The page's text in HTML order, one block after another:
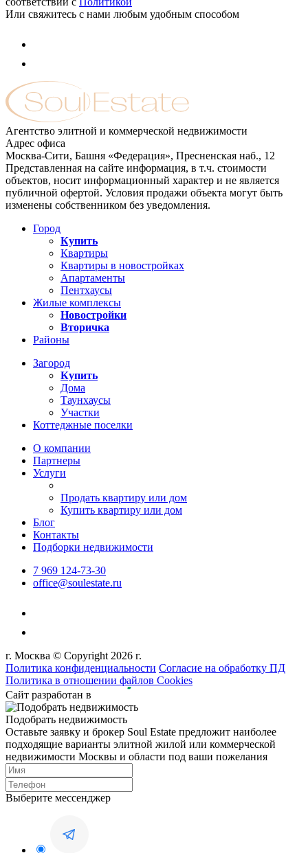
Или свяжитесь с нами любым удобным способом
Агентство элитной и коммерческой недвижимости
Адрес офиса
Москва-Сити, Башня «Федерация», Пресненская наб., 12
Представленная на сайте информация, в т.ч. стоимости
объектов, носит информационный характер и не является
публичной офертой. Условия продажи объекта могут быть
изменены собственником без уведомления.
Город
Купить
Квартиры
Квартиры в новостройках
Апартаменты
Пентхаусы
Жилые комплексы
Новостройки
Вторичка
Районы
Загород
Купить
Дома
Таунхаусы
Участки
Коттеджные поселки
О компании
Партнеры
Услуги
Продать квартиру или дом
Купить квартиру или дом
Блог
Контакты
Подборки недвижимости
7 969 124-73-30
office@soulestate.ru
г. Москва © Copyright 2026 г.
Политика конфиденциальности Согласие на обработку ПД
Политика в отношении файлов Cookies
Сайт разработан в
Подобрать недвижимость
Оставьте заявку и брокер Soul Estate предложит наиболее
подходящие варианты элитной жилой или коммерческой
недвижимости Москвы и области под ваши пожелания
Выберите мессенджер